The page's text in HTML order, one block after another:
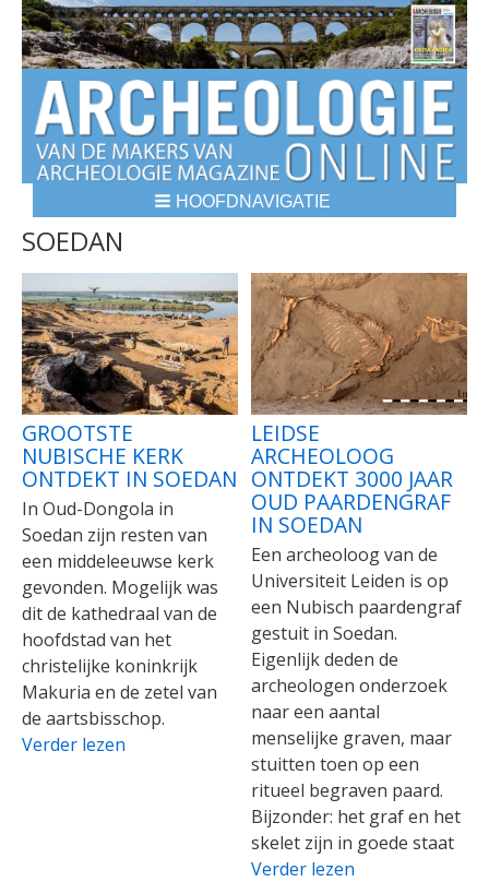
HOOFDNAVIGATIE
BREADCRUMBS
SOEDAN
GROOTSTE
NUBISCHE KERK
ONTDEKT IN SOEDAN
In Oud-Dongola in
Soedan zijn resten van
een middeleeuwse kerk
gevonden. Mogelijk was
dit de kathedraal van de
hoofdstad van het
christelijke koninkrijk
Makuria en de zetel van
de aartsbisschop.
Verder lezen
LEIDSE
ARCHEOLOOG
ONTDEKT 3000 JAAR
OUD PAARDENGRAF
IN SOEDAN
Een archeoloog van de
Universiteit Leiden is op
een Nubisch paardengraf
gestuit in Soedan.
Eigenlijk deden de
archeologen onderzoek
naar een aantal
menselijke graven, maar
stuitten toen op een
ritueel begraven paard.
Bijzonder: het graf en het
skelet zijn in goede staat
Verder lezen